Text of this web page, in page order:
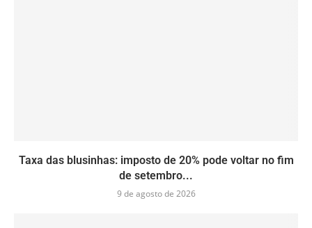
Taxa das blusinhas: imposto de 20% pode voltar no fim
de setembro...
9 de agosto de 2026